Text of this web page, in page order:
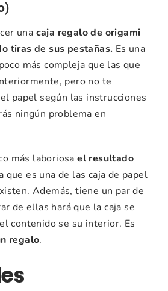
una caja regalo de origami
tiras de sus pestañas. Es una
más compleja que las que
pero no te
papel según las instrucciones
ningún problema en
más laboriosael resultado
que es una de las caja de papel
Además, tiene un par de
de ellas hará que la caja se
contenido se su interior. Es
regalo.